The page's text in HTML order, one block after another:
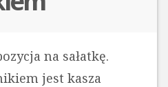
na sałatkę.
jest kasza